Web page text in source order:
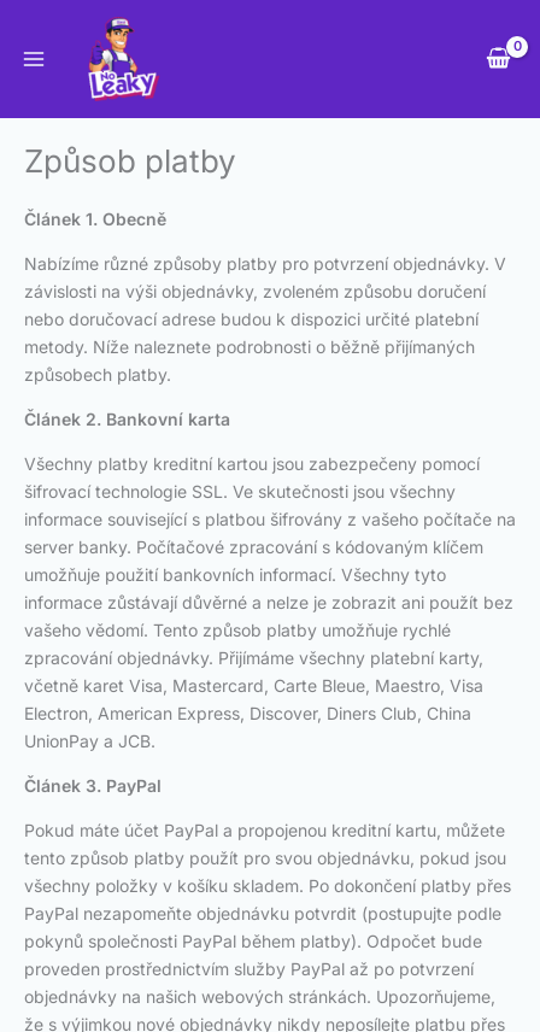
obsah
Způsob platby
Článek 1. Obecně
Nabízíme různé způsoby platby pro potvrzení objednávky. V
závislosti na výši objednávky, zvoleném způsobu doručení
nebo doručovací adrese budou k dispozici určité platební
metody. Níže naleznete podrobnosti o běžně přijímaných
způsobech platby.
Článek 2. Bankovní karta
Všechny platby kreditní kartou jsou zabezpečeny pomocí
šifrovací technologie SSL. Ve skutečnosti jsou všechny
informace související s platbou šifrovány z vašeho počítače na
server banky. Počítačové zpracování s kódovaným klíčem
umožňuje použití bankovních informací. Všechny tyto
informace zůstávají důvěrné a nelze je zobrazit ani použít bez
vašeho vědomí. Tento způsob platby umožňuje rychlé
zpracování objednávky. Přijímáme všechny platební karty,
včetně karet Visa, Mastercard, Carte Bleue, Maestro, Visa
Electron, American Express, Discover, Diners Club, China
UnionPay a JCB.
Článek 3. PayPal
Pokud máte účet PayPal a propojenou kreditní kartu, můžete
tento způsob platby použít pro svou objednávku, pokud jsou
všechny položky v košíku skladem. Po dokončení platby přes
PayPal nezapomeňte objednávku potvrdit (postupujte podle
pokynů společnosti PayPal během platby). Odpočet bude
proveden prostřednictvím služby PayPal až po potvrzení
objednávky na našich webových stránkách. Upozorňujeme,
že s výjimkou nové objednávky nikdy neposílejte platbu přes